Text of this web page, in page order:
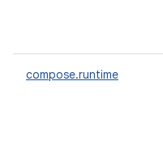
compose.runtime